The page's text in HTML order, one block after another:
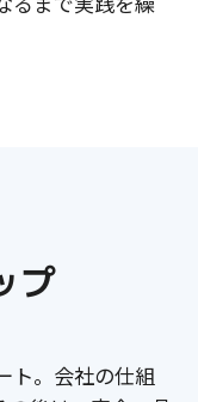
プ
ト。会社の仕組